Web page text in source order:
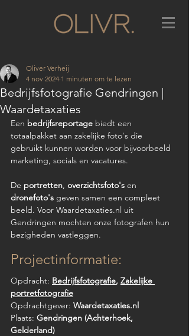
Bedrijfsfotografie Gendringen |
Waardetaxaties
Oliver Verheij
4 nov 2024 1 minuten om te lezen
Een bedrijfsreportage biedt een
totaalpakket aan zakelijke foto's die
gebruikt kunnen worden voor bijvoorbeeld
marketing, socials en vacatures.
De portretten, overzichtsfoto's en
dronefoto's geven samen een compleet
beeld. Voor Waardetaxaties.nl uit
Gendringen mochten onze fotografen hun
bezigheden vastleggen.
Projectinformatie:
Opdracht: Bedrijfsfotografie, Zakelijke
portretfotografie
Opdrachtgever: Waardetaxaties.nl
Plaats: Gendringen (Achterhoek,
Gelderland)